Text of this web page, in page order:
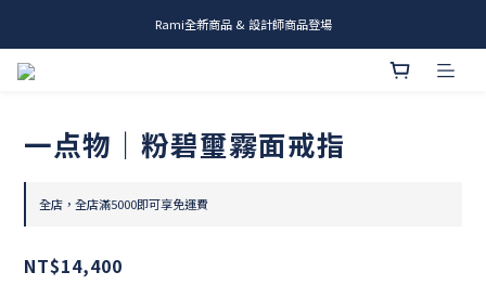
me.ie & A-Y2 新發售
Rami全新商品 & 設計師商品登場
一点物｜粉碧璽霧面戒指
全店，全店滿5000即可享免運費
NT$14,400